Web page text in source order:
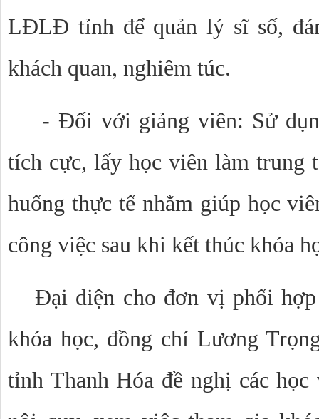
LĐLĐ tỉnh để quản lý sĩ số,
khách quan, nghiêm túc.
- Đối với giảng viên: Sử
tích cực, lấy học viên làm trung
huống thực tế nhằm giúp học
công việc sau khi kết thúc khóa
Đại diện cho đơn vị phối
khóa học, đồng chí Lương
tỉnh Thanh Hóa đề nghị các